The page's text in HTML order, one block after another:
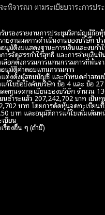
ะพิจารณา ตามระเบียบวาระการป
บรองรายงานการประชุมวิสามัญผู้ถือ
ายงานผลการดำเนินงานของบริษัท ป
นุมัติงบแสดงฐานะการเงินและงบกำ
ารจัดสรรกำไรสุทธิ และการจ่ายเงิน
ลือกตั้งกรรมการแทนกรรมการที่พ้นจ
นุมัติค่าตอบแทนกรรมการ
ต่งตั้งผู้สอบบัญชี และกำหนดค่าสอบ
ก้ไขข้อบังคับบริษัท ข้อ 4 และ ข้อ 27
ดทุนจดทะเบียนของบริษัท จำนวน
นชำระแล้ว 207,242,702 บาท เป็น
บาท โดยการตัดหุ้นจดทะเบียน
บาท และอนุมัติการแก้ไขเพิ่มเติ
บียน
รื่องอื่น ๆ (ถ้ามี)